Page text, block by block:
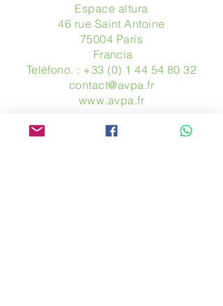
Espace altura
46 rue Saint Antoine
75004 París
​ Francia
Teléfono. : +33 (0) 1 44 54 80 32
contact@avpa.fr
www.avpa.fr